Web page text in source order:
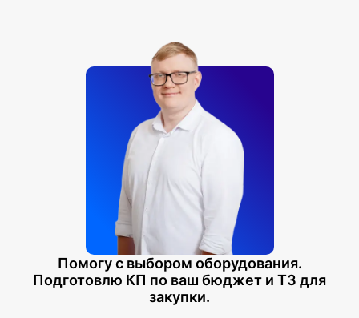
Помогу с выбором оборудования.
Подготовлю КП по ваш бюджет и ТЗ для
закупки.